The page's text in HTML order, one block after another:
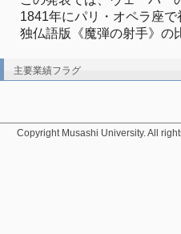
1841年にパリ・オペラ座
独仏語版《魔弾の射手》の
主要業績フラグ